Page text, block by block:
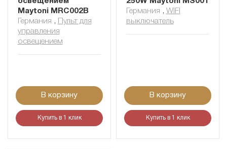
Maytoni MRC002B
Германия ,
Пульт для
управления
освещением
В корзину
Купить в 1 клик
Германия , WIFI
выключатель
В корзину
Купить в 1 клик